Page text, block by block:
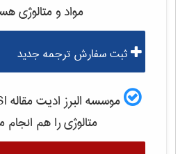
مواد و متالوژی
ثبت سفارش ترجمه جدید
موسسه البرز ادیت مقاله ISI
متالوژیرا هم